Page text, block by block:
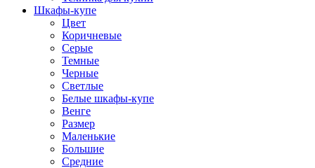
Шкафы-купе
Цвет
Коричневые
Серые
Темные
Черные
Светлые
Белые шкафы-купе
Венге
Размер
Маленькие
Большие
Средние